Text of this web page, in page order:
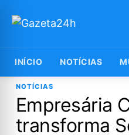
INÍCIO NOTÍCIAS
NOTÍCIAS
Empresária
transforma